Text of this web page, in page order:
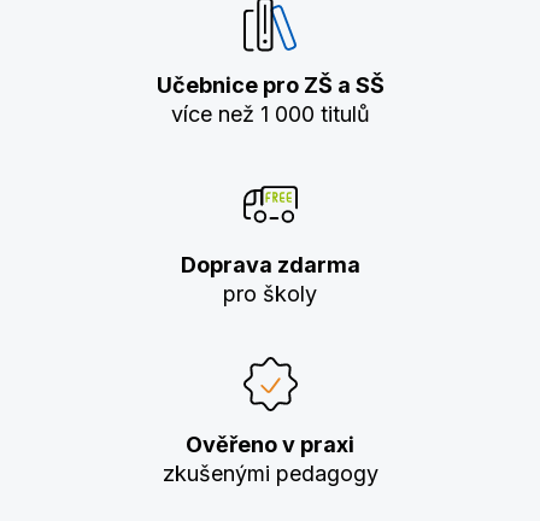
Učebnice pro ZŠ a SŠ
více než 1 000 titulů
Doprava zdarma
pro školy
Ověřeno v praxi
zkušenými pedagogy